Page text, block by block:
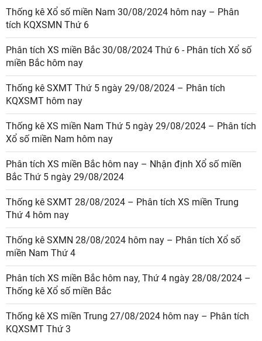
Thống kê Xổ số miền Nam 30/08/2024 hôm nay – Phân
tích KQXSMN Thứ 6
Phân tích XS miền Bắc 30/08/2024 Thứ 6 - Phân tích Xổ số
miền Bắc hôm nay
Thống kê SXMT Thứ 5 ngày 29/08/2024 – Phân tích
KQXSMT hôm nay
Thống kê XS miền Nam Thứ 5 ngày 29/08/2024 – Phân tích
Xổ số miền Nam hôm nay
Phân tích XS miền Bắc hôm nay – Nhận định Xổ số miền
Bắc Thứ 5 ngày 29/08/2024
Thống kê SXMT 28/08/2024 – Phân tích XS miền Trung
Thứ 4 hôm nay
Thống kê SXMN 28/08/2024 hôm nay – Phân tích Xổ số
miền Nam Thứ 4
Phân tích XS miền Bắc hôm nay, Thứ 4 ngày 28/08/2024 –
Thống kê Xổ số miền Bắc
Thống kê XS miền Trung 27/08/2024 hôm nay – Phân tích
KQXSMT Thứ 3